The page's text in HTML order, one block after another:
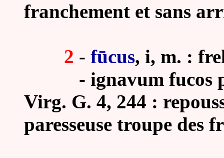
franchement et sans
2 - fūcus, i, m. :
- ignavum fucos
Virg. G. 4, 244 :
paresseuse troupe des